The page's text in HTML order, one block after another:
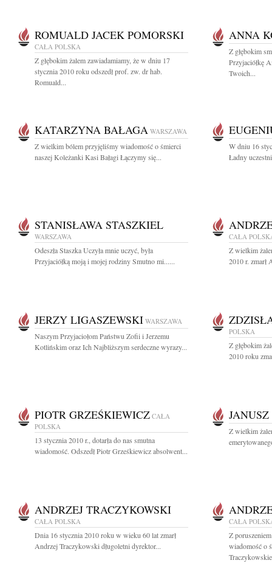
ROMUALD JACEK POMORSKI
CAŁA POLSKA
Z głębokim żalem zawiadamiamy, że w dniu 17
stycznia 2010 roku odszedł prof. zw. dr hab.
Romuald...
ANNA
Z głębokim
Przyjaciółkę
Twoich...
KATARZYNA BAŁAGA WARSZAWA
Z wielkim bólem przyjęliśmy wiadomość o śmierci
naszej Koleżanki Kasi Bałagi Łączymy się...
W dniu 16
Ładny
STANISŁAWA STASZKIEL
WARSZAWA
Odeszła Staszka Uczyła mnie uczyć, była
Przyjaciółką moją i mojej rodziny Smutno mi......
CAŁA
Z wielkim
2010 r. zmarł
JERZY LIGASZEWSKI WARSZAWA
Naszym Przyjaciołom Państwu Zofii i Jerzemu
Kotlińskim oraz Ich Najbliższym serdeczne wyrazy...
POLSKA
Z głębokim
2010 roku
PIOTR GRZEŚKIEWICZ CAŁA
POLSKA
13 stycznia 2010 r., dotarła do nas smutna
wiadomość. Odszedł Piotr Grześkiewicz absolwent...
Z wielkim
ANDRZEJ TRACZYKOWSKI
CAŁA POLSKA
Dnia 16 stycznia 2010 roku w wieku 60 lat zmarł
Andrzej Traczykowski długoletni dyrektor...
CAŁA
Z
wiadomość o